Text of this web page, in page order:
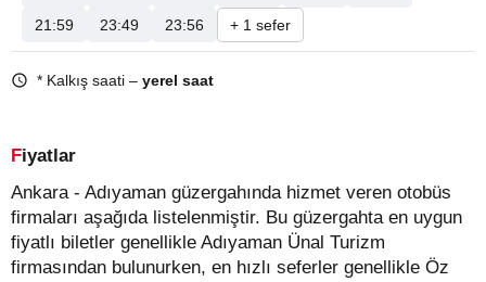
21:59
23:49 23:56 + 1 sefer
* Kalkış saati – yerel saat
Fiyatlar
Ankara - Adıyaman güzergahında hizmet veren otobüs
firmaları aşağıda listelenmiştir. Bu güzergahta en uygun
fiyatlı biletler genellikle Adıyaman Ünal Turizm
firmasından bulunurken, en hızlı seferler genellikle Öz